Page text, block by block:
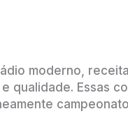
moderno,
qualidade. Essas